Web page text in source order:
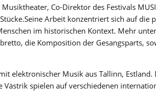
Co-Direktor des Festivals
Arbeit konzentriert sich auf die
im historischen Kontext. Mehr
die Komposition der Gesangsparts,
elektronischer Musik aus Tallinn,
Västrik spielen auf verschiedenen